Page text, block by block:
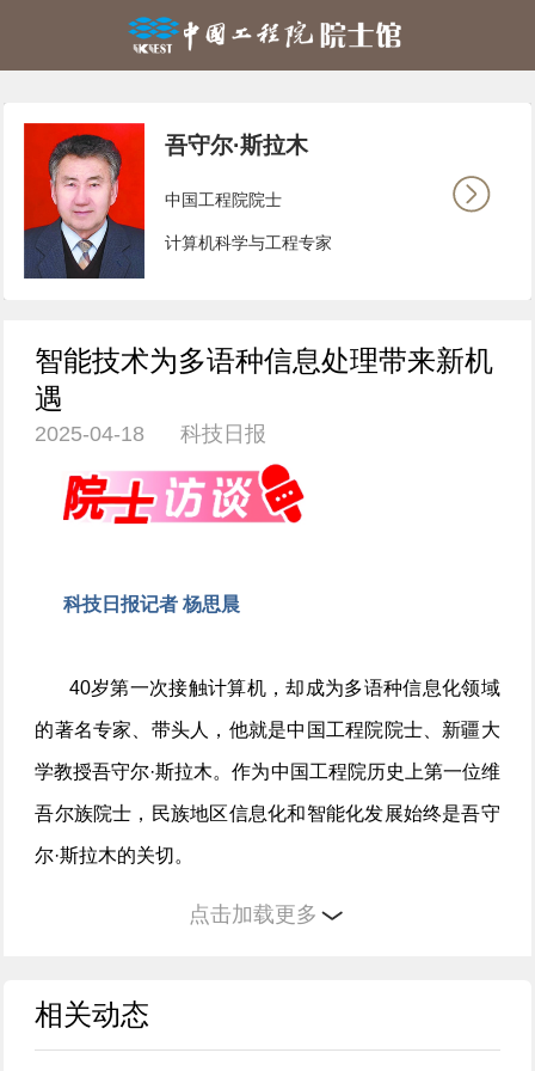
吾守尔·斯拉木
中国工程院院士
计算机科学与工程专家
智能技术为多语种信息处理带来新机
遇
2025-04-18 科技日报
科技日报记者 杨思晨
40岁第一次接触计算机，却成为多语种信息化领域
的著名专家、带头人，他就是中国工程院院士、新疆大
学教授吾守尔·斯拉木。作为中国工程院历史上第一位维
吾尔族院士，民族地区信息化和智能化发展始终是吾守
尔·斯拉木的关切。
自治州科技创新大会上，吾守尔·斯拉木表示，这一趋势
点击加载更多
相关动态